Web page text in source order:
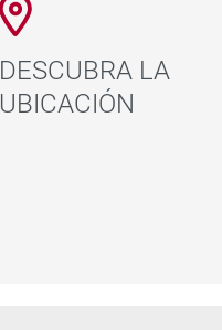
DESCUBRA LA
UBICACIÓN